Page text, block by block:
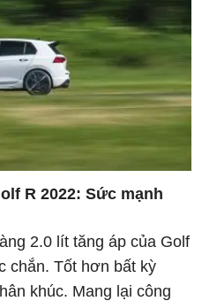
R 2022: Sức mạnh
2.0 lít tăng áp của Golf
chắn. Tốt hơn bất kỳ
khúc. Mang lại công